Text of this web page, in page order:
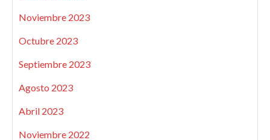
Noviembre 2023
Octubre 2023
Septiembre 2023
Agosto 2023
Abril 2023
Noviembre 2022